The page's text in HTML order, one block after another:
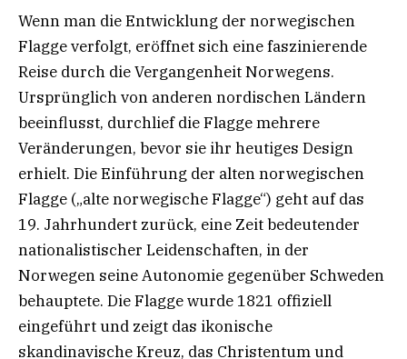
Wenn man die Entwicklung der norwegischen
Flagge verfolgt, eröffnet sich eine faszinierende
Reise durch die Vergangenheit Norwegens.
Ursprünglich von anderen nordischen Ländern
beeinflusst, durchlief die Flagge mehrere
Veränderungen, bevor sie ihr heutiges Design
erhielt. Die Einführung der alten norwegischen
Flagge („alte norwegische Flagge“) geht auf das
19. Jahrhundert zurück, eine Zeit bedeutender
nationalistischer Leidenschaften, in der
Norwegen seine Autonomie gegenüber Schweden
behauptete. Die Flagge wurde 1821 offiziell
eingeführt und zeigt das ikonische
skandinavische Kreuz, das Christentum und